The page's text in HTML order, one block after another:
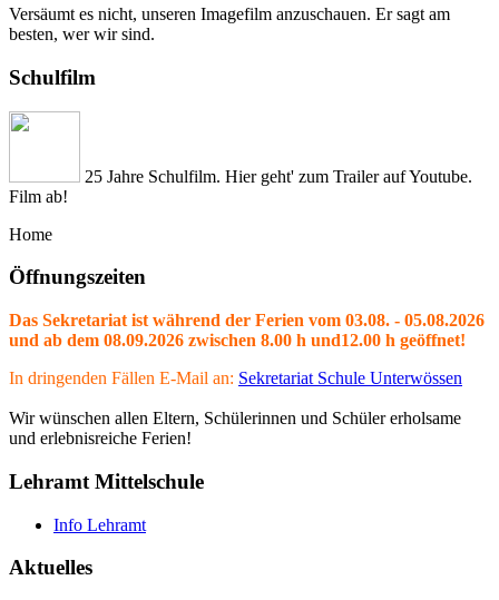
Versäumt es nicht, unseren Imagefilm anzuschauen. Er sagt am
besten, wer wir sind.
Schulfilm
25 Jahre Schulfilm. Hier geht' zum Trailer auf Youtube.
Film ab!
Home
Öffnungszeiten
Das Sekretariat ist während der Ferien vom 03.08. - 05.08.2026
und ab dem 08.09.2026 zwischen 8.00 h und12.00 h geöffnet!
In dringenden Fällen E-Mail an: Sekretariat Schule Unterwössen
Wir wünschen allen Eltern, Schülerinnen und Schüler erholsame
und erlebnisreiche Ferien!
Lehramt Mittelschule
Info Lehramt
Aktuelles